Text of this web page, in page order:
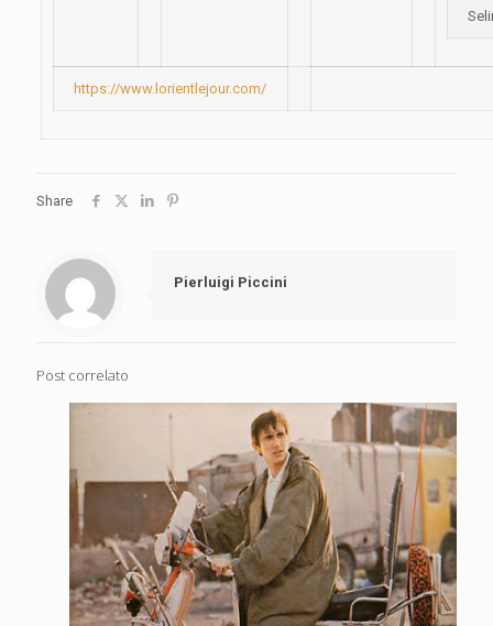
https://www.lorientlejour.com/
Share
Pierluigi Piccini
Post correlato